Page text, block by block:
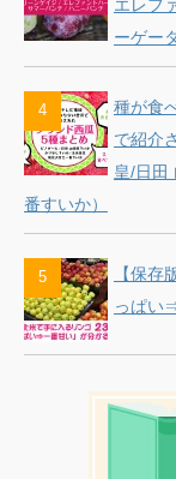
エレフ
ーゲー
種が食
で紹介
皇/日田
番すいか）
【保
っぱい